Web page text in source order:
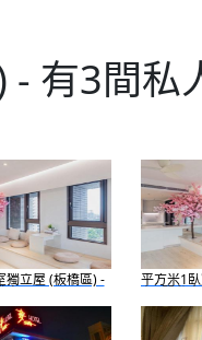
- 有3間私
獨立屋 (板橋區) -
室
平方米1
有3間私